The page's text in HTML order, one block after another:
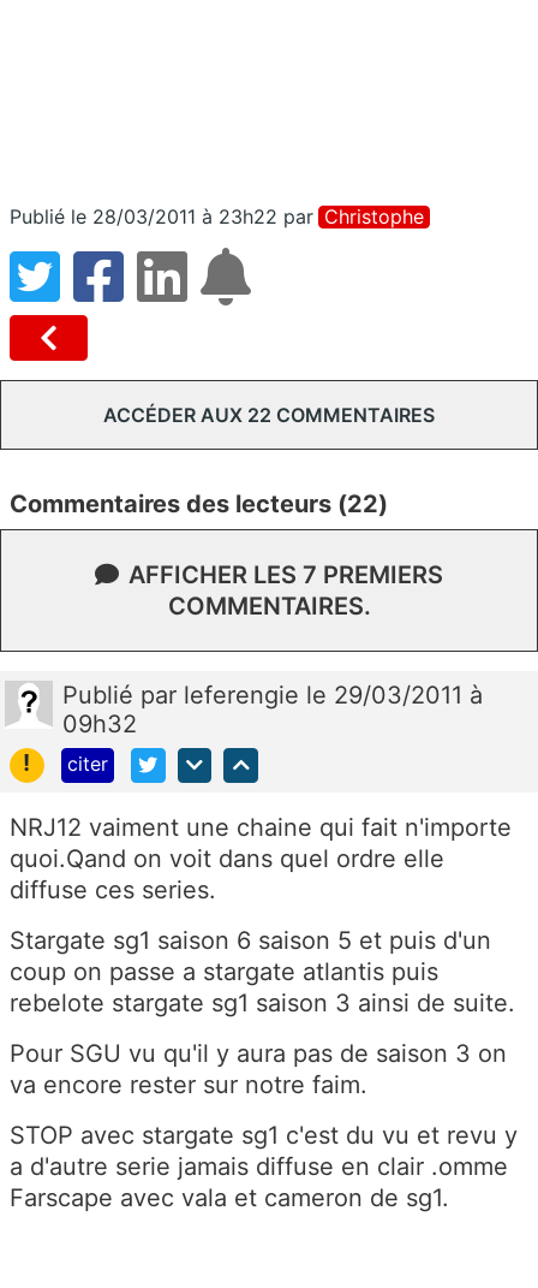
Publié le 28/03/2011 à 23h22 par Christophe
ACCÉDER AUX 22 COMMENTAIRES
Commentaires des lecteurs (22)
AFFICHER LES 7 PREMIERS
COMMENTAIRES.
Publié par leferengie le 29/03/2011 à
09h32
!
citer
NRJ12 vaiment une chaine qui fait n'importe
quoi.Qand on voit dans quel ordre elle
diffuse ces series.
Stargate sg1 saison 6 saison 5 et puis d'un
coup on passe a stargate atlantis puis
rebelote stargate sg1 saison 3 ainsi de suite.
Pour SGU vu qu'il y aura pas de saison 3 on
va encore rester sur notre faim.
STOP avec stargate sg1 c'est du vu et revu y
a d'autre serie jamais diffuse en clair .omme
Farscape avec vala et cameron de sg1.